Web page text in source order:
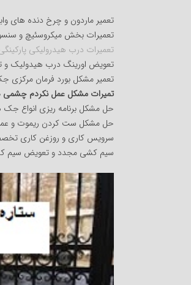
تعمیر ماردون و چرخ دنده های
تعمیرات بخش میکروسئیچ و
تعمیرات درب هیدرولیکی
تعویض اورینگ درب هیدولیک
تعمیر مشکل بورد فرمان مرکزی
تمیرات مشکل عمل نکردم
حل مشکل برنامه ریزی انواع جک
حل مشکل ست کردن ریموت و
سرویس کاری و روزغن کاری
سیم کشی مجدد و تعویض سیم